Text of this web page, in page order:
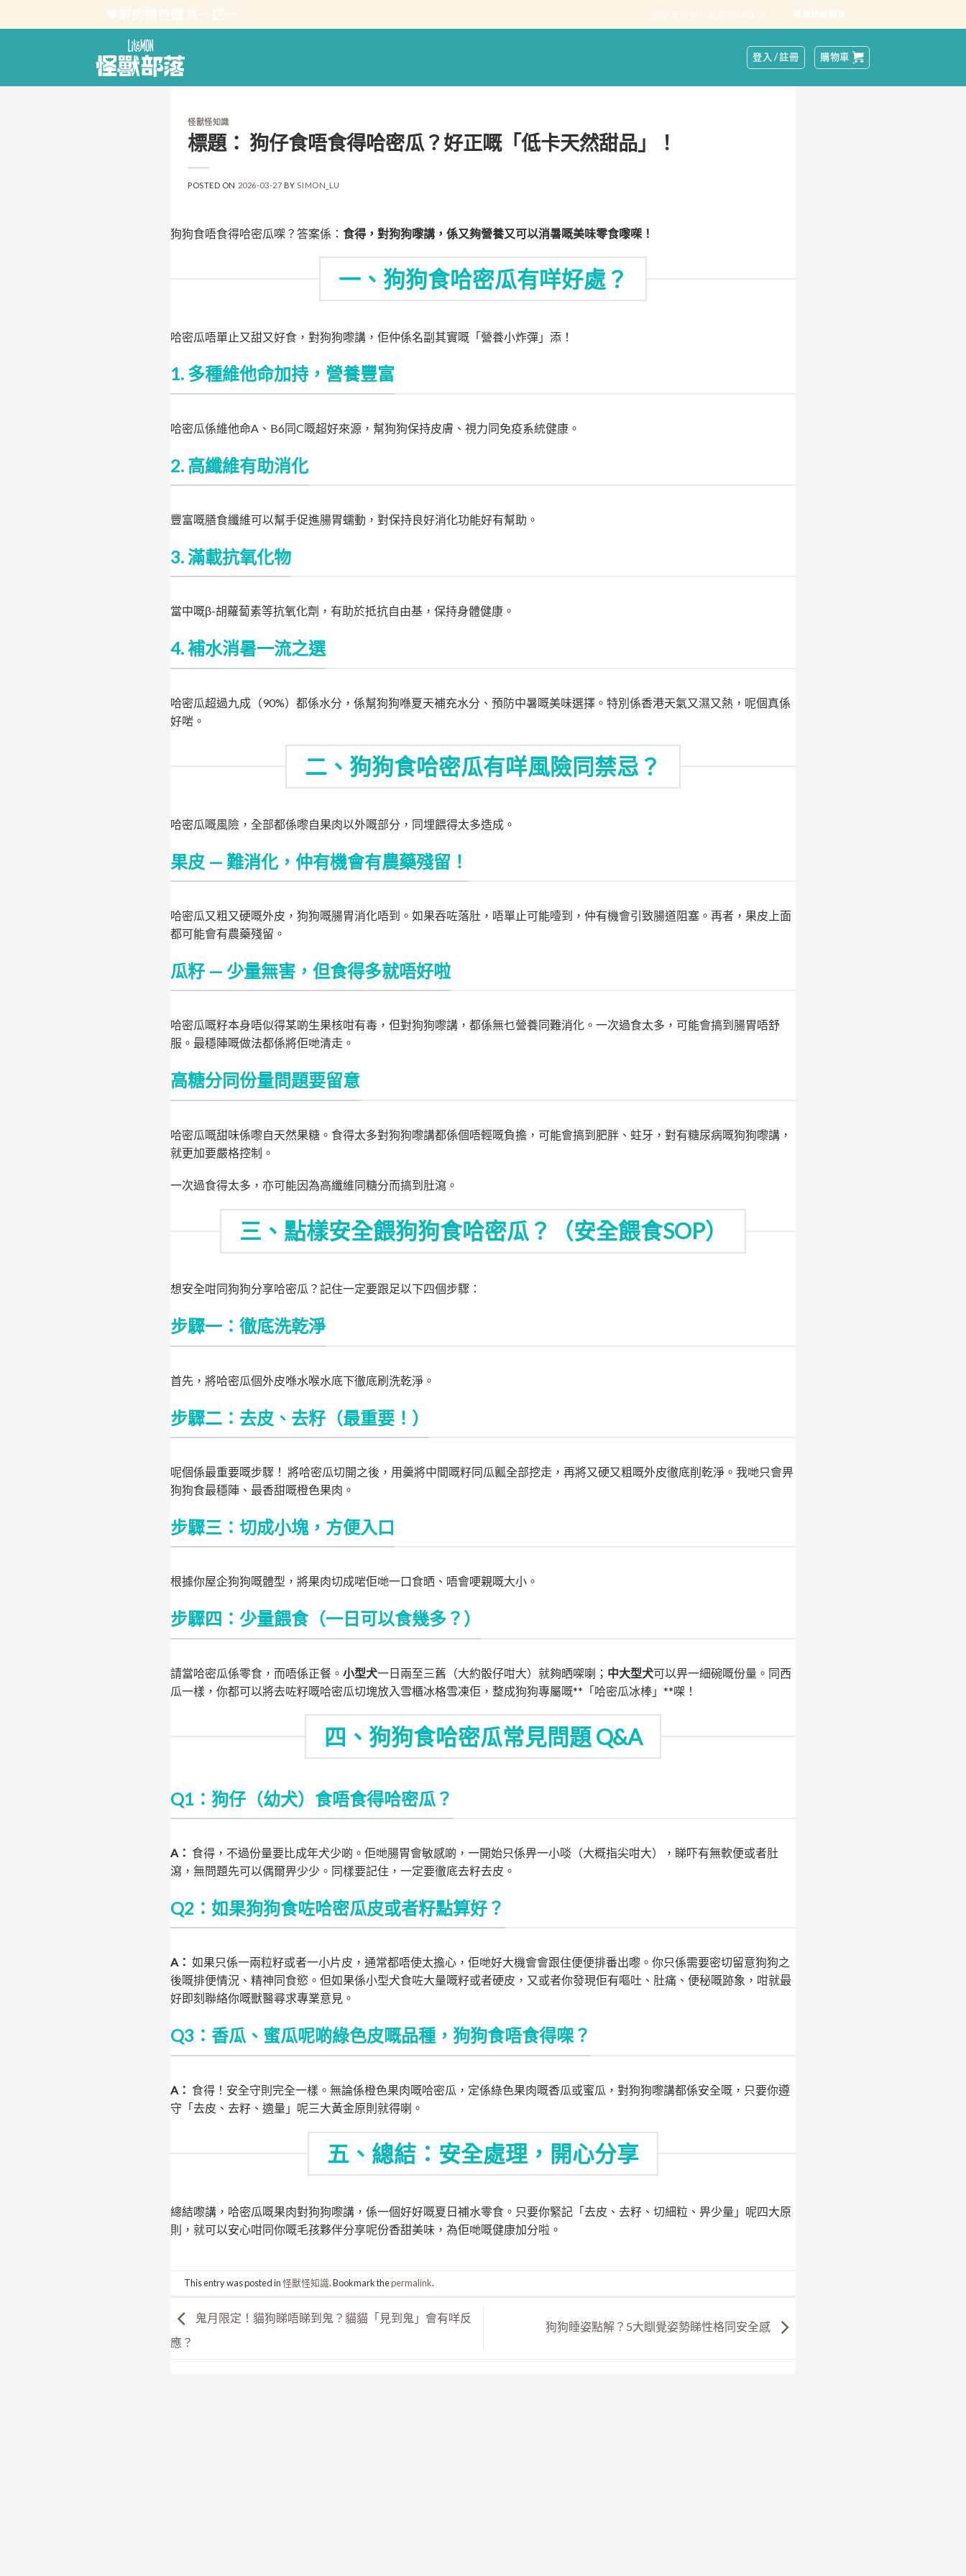
to
港澳快速購買
登入 / 註冊 購物車
怪獸怪知識
標題： 狗仔食唔食得哈密瓜？好正嘅「低卡天然甜品」！
POSTED ON 2026-03-27 BY SIMON_LU
狗狗食唔食得哈密瓜㗎？答案係： 食得，對狗狗嚟講，係又夠營養又可以消暑嘅美味零食嚟㗎！
一、狗狗食哈密瓜有咩好處？
哈密瓜唔單止又甜又好食，對狗狗嚟講，佢仲係名副其實嘅「營養小炸彈」添！
1. 多種維他命加持，營養豐富
哈密瓜係維他命A、B6同C嘅超好來源，幫狗狗保持皮膚、視力同免疫系統健康。
2. 高纖維有助消化
豐富嘅膳食纖維可以幫手促進腸胃蠕動，對保持良好消化功能好有幫助。
3. 滿載抗氧化物
當中嘅β-胡蘿蔔素等抗氧化劑，有助於抵抗自由基，保持身體健康。
4. 補水消暑一流之選
哈密瓜超過九成（90%）都係水分，係幫狗狗喺夏天補充水分、預防中暑嘅美味選擇。特別係香港天氣又濕又熱，呢個真係
好啱。
二、狗狗食哈密瓜有咩風險同禁忌？
哈密瓜嘅風險，全部都係嚟自果肉以外嘅部分，同埋餵得太多造成。
果皮 — 難消化，仲有機會有農藥殘留！
哈密瓜又粗又硬嘅外皮，狗狗嘅腸胃消化唔到。如果吞咗落肚，唔單止可能噎到，仲有機會引致腸道阻塞。再者，果皮上面
都可能會有農藥殘留。
瓜籽 — 少量無害，但食得多就唔好啦
哈密瓜嘅籽本身唔似得某啲生果核咁有毒，但對狗狗嚟講，都係無乜營養同難消化。一次過食太多，可能會搞到腸胃唔舒
服。最穩陣嘅做法都係將佢哋清走。
高糖分同份量問題要留意
哈密瓜嘅甜味係嚟自天然果糖。食得太多對狗狗嚟講都係個唔輕嘅負擔，可能會搞到肥胖、蛀牙，對有糖尿病嘅狗狗嚟講，
就更加要嚴格控制。
一次過食得太多，亦可能因為高纖維同糖分而搞到肚瀉。
三、點樣安全餵狗狗食哈密瓜？（安全餵食SOP）
想安全咁同狗狗分享哈密瓜？記住一定要跟足以下四個步驟：
步驟一：徹底洗乾淨
首先，將哈密瓜個外皮喺水喉水底下徹底刷洗乾淨。
步驟二：去皮、去籽（最重要！）
呢個係最重要嘅步驟！ 將哈密瓜切開之後，用羹將中間嘅籽同瓜瓤全部挖走，再將又硬又粗嘅外皮徹底削乾淨。我哋只會畀
狗狗食最穩陣、最香甜嘅橙色果肉。
步驟三：切成小塊，方便入口
根據你屋企狗狗嘅體型，將果肉切成啱佢哋一口食晒、唔會哽親嘅大小。
步驟四：少量餵食（一日可以食幾多？）
請當哈密瓜係零食，而唔係正餐。 小型犬一日兩至三舊（大約骰仔咁大）就夠晒㗎喇； 中大型犬可以畀一細碗嘅份量。同西
瓜一樣，你都可以將去咗籽嘅哈密瓜切塊放入雪櫃冰格雪凍佢，整成狗狗專屬嘅**「哈密瓜冰棒」**㗎！
四、狗狗食哈密瓜常見問題 Q&A
Q1：狗仔（幼犬）食唔食得哈密瓜？
A： 食得，不過份量要比成年犬少啲。佢哋腸胃會敏感啲，一開始只係畀一小啖（大概指尖咁大），睇吓有無軟便或者肚
瀉，無問題先可以偶爾畀少少。同樣要記住，一定要徹底去籽去皮。
Q2：如果狗狗食咗哈密瓜皮或者籽點算好？
A： 如果只係一兩粒籽或者一小片皮，通常都唔使太擔心，佢哋好大機會會跟住便便排番出嚟。你只係需要密切留意狗狗之
後嘅排便情況、精神同食慾。但如果係小型犬食咗大量嘅籽或者硬皮，又或者你發現佢有嘔吐、肚痛、便秘嘅跡象，咁就最
好即刻聯絡你嘅獸醫尋求專業意見。
Q3：香瓜、蜜瓜呢啲綠色皮嘅品種，狗狗食唔食得㗎？
A： 食得！安全守則完全一樣。無論係橙色果肉嘅哈密瓜，定係綠色果肉嘅香瓜或蜜瓜，對狗狗嚟講都係安全嘅，只要你遵
守「去皮、去籽、適量」呢三大黃金原則就得喇。
五、總結：安全處理，開心分享
總結嚟講，哈密瓜嘅果肉對狗狗嚟講，係一個好好嘅夏日補水零食。只要你緊記「去皮、去籽、切細粒、畀少量」呢四大原
則，就可以安心咁同你嘅毛孩夥伴分享呢份香甜美味，為佢哋嘅健康加分啦。
This entry was posted in怪獸怪知識. Bookmark thepermalink.
鬼月限定！貓狗睇唔睇到鬼？貓貓「見到鬼」會有咩反
應？
狗狗睡姿點解？5大瞓覺姿勢睇性格同安全感